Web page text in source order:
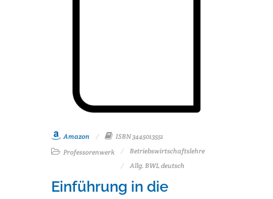
Amazon
ISBN 3445013551
Professorenwerk
Betriebswirtschaftslehre
Allg. BWL deutsch
Einführung in die